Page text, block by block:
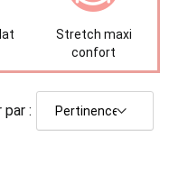
Stretch maxi
confort
par :